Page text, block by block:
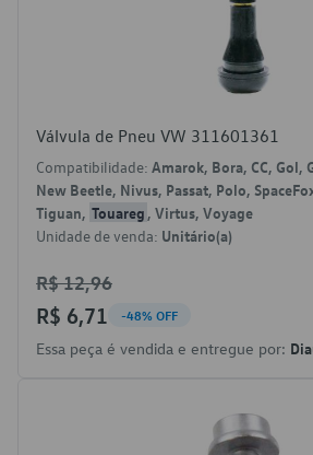
Válvula de Pneu VW 311601361
Compatibilidade: Amarok, Bora, CC, Gol,
New Beetle, Nivus, Passat, Polo,
Tiguan, Touareg , Virtus, Voyage
Unidade de venda: Unitário(a)
R$ 12,96
R$ 6,71 -48% OFF
Essa peça é vendida e entregue por: